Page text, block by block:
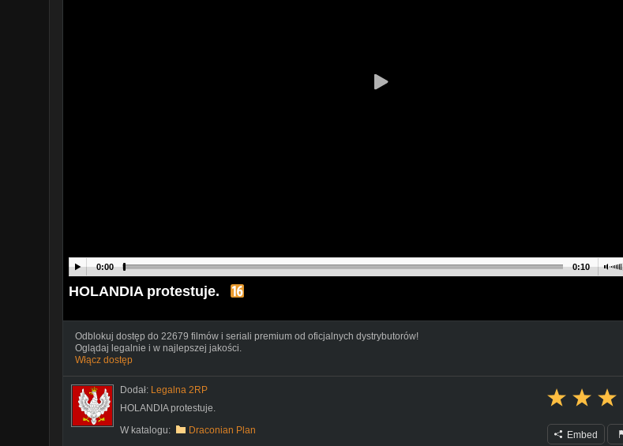
0:00 0:10
HOLANDIA protestuje.
Odblokuj dostęp do 22679 filmów i seriali premium od oficjalnych dystrybutorów!
Oglądaj legalnie i w najlepszej jakości.
Włącz dostęp
Dodał: Legalna 2RP
HOLANDIA protestuje.
W katalogu:
Draconian Plan Embed